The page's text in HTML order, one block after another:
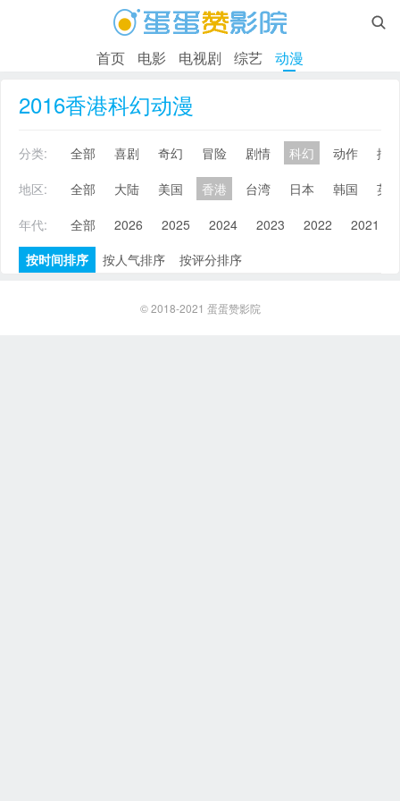

首页 电影 电视剧 综艺 动漫
2016香港科幻动漫
分类: 全部 喜剧 奇幻 冒险 剧情 科幻 动作
搞
地区:
全部 大陆 美国 香港 台湾 日本 韩国
英
年代:
全部 2026 2025 2024 2023 2022 2021
按时间排序
按人气排序 按评分排序
© 2018-2021 蛋蛋赞影院